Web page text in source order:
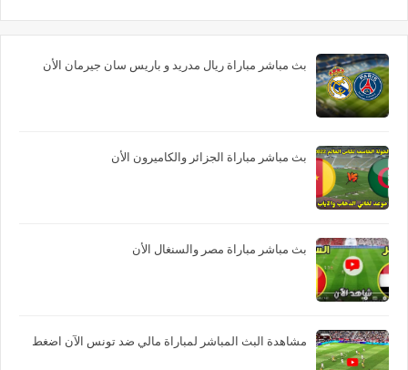
بث مباشر مباراة ريال مدريد و باريس سان جيرمان الأن
بث مباشر مباراة الجزائر والكاميرون الأن
بث مباشر مباراة مصر والسنغال الأن
مشاهدة البث المباشر لمباراة مالي ضد تونس الآن اضغط